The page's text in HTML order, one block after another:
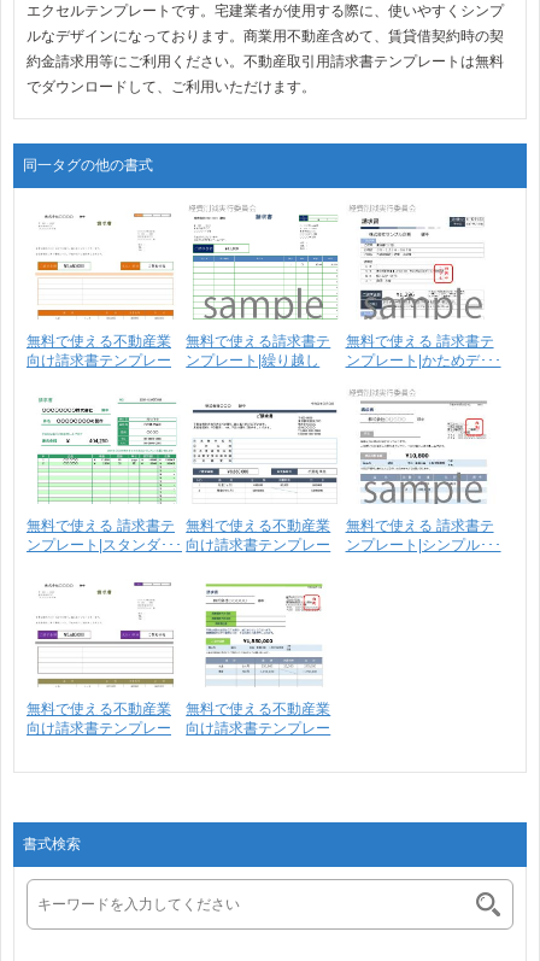
エクセルテンプレートです。宅建業者が使用する際に、使いやすくシンプ
ルなデザインになっております。商業用不動産含めて、賃貸借契約時の契
約金請求用等にご利用ください。不動産取引用請求書テンプレートは無料
でダウンロードして、ご利用いただけます。
同一タグの他の書式
無料で使える不動産業
向け請求書テンプレー
無料で使える請求書テ
ンプレート|繰り越し
無料で使える 請求書テ
ンプレート|かためデ･･･
無料で使える 請求書テ
ンプレート|スタンダ･･･
無料で使える不動産業
向け請求書テンプレー
無料で使える 請求書テ
ンプレート|シンプル･･･
無料で使える不動産業
向け請求書テンプレー
無料で使える不動産業
向け請求書テンプレー
書式検索